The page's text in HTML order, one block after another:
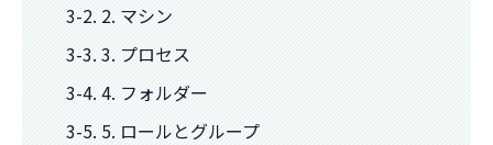
3-2. 2. マシン
3-3. 3. プロセス
3-4. 4. フォルダー
3-5. 5. ロールとグループ